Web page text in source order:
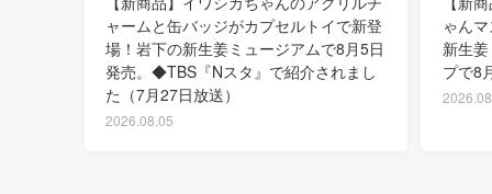
ャームと缶バッジがカプセルトイで新登
場！岩下の新生姜ミュージアムで8月5日
発売。◆TBS『Nスタ』で紹介されまし
た（7月27日放送）
2026.08.05
ゃん
新生
プで8